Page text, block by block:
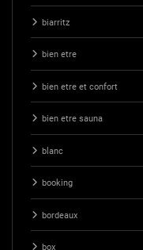
biarritz
bien etre
bien etre et confort
bien etre sauna
blanc
booking
bordeaux
box